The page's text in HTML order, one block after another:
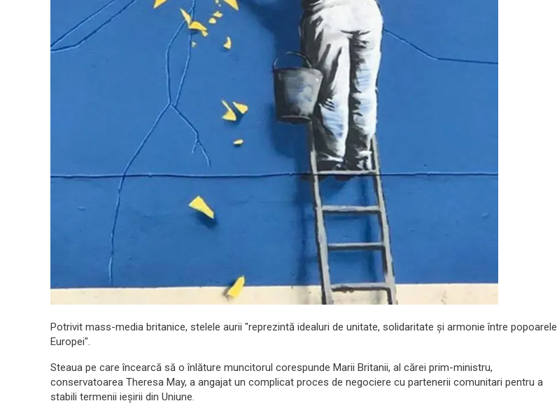
Potrivit mass-media britanice, stelele aurii "reprezintă idealuri de unitate, solidaritate și armonie între popoarele
Europei".
Steaua pe care încearcă să o înlăture muncitorul corespunde Marii Britanii, al cărei prim-ministru,
conservatoarea Theresa May, a angajat un complicat proces de negociere cu partenerii comunitari pentru a
stabili termenii ieșirii din Uniune.